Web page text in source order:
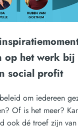
op het werk bij
social profit
om iedereen
Of is het meer?
ook dé troef zijn